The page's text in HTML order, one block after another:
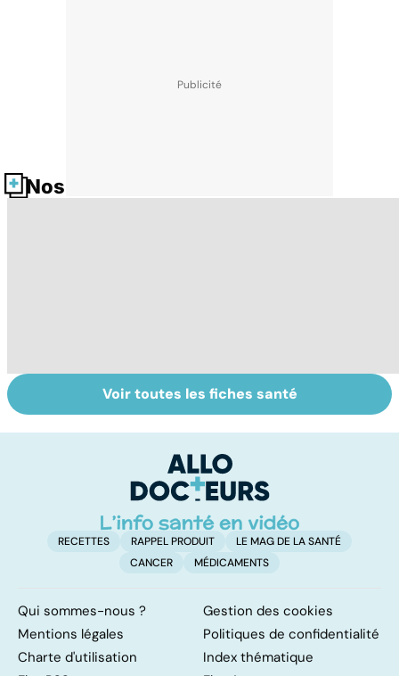
Nos fiches santé
Le lupus, une
maladie
Covid-19 : tout
savoir sur la
Voir toutes les fiches santé
RECETTES RAPPEL PRODUIT
LE MAG DE LA SANTÉ
CANCER
MÉDICAMENTS
Qui sommes-nous ?
Gestion des cookies
Mentions légales
Politiques de confidentialité
Charte d'utilisation
Index thématique